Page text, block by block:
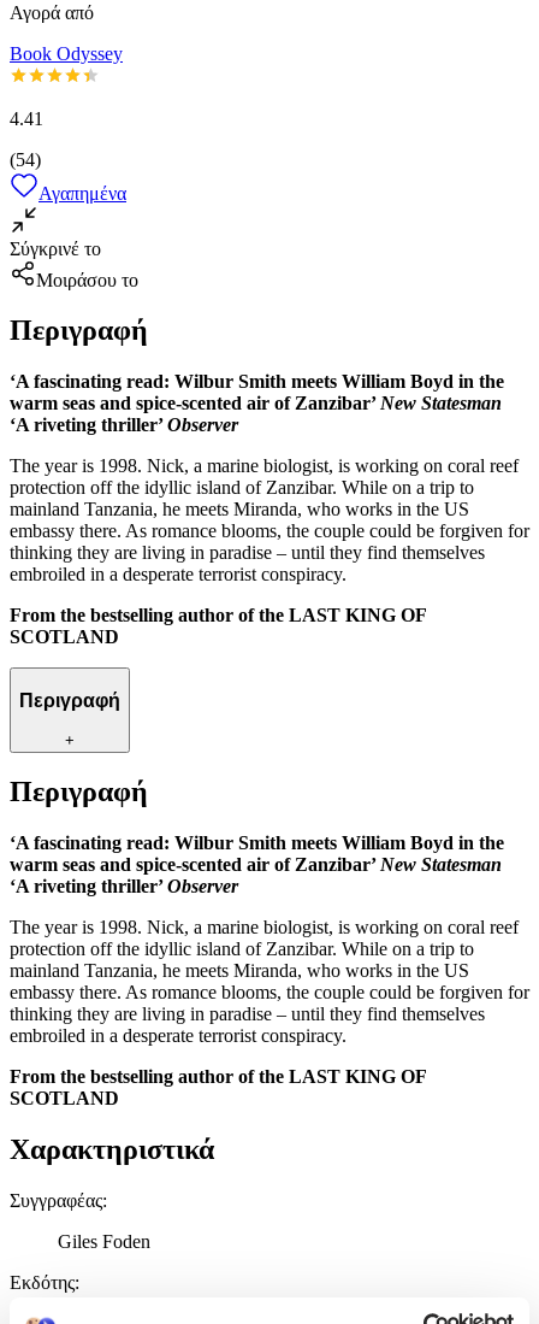
Αγορά από
Book Odyssey
4.41
(54)
Αγαπημένα
Σύγκρινέ το
Μοιράσου το
Περιγραφή
‘A fascinating read: Wilbur Smith meets William Boyd in the
warm seas and spice-scented air of Zanzibar’ New Statesman
‘A riveting thriller’Observer
The year is 1998. Nick, a marine biologist, is working on coral reef
protection off the idyllic island of Zanzibar. While on a trip to
mainland Tanzania, he meets Miranda, who works in the US
embassy there. As romance blooms, the couple could be forgiven for
thinking they are living in paradise – until they find themselves
embroiled in a desperate terrorist conspiracy.
From the bestselling author of the LAST KING OF
SCOTLAND
Περιγραφή
+
Περιγραφή
‘A fascinating read: Wilbur Smith meets William Boyd in the
warm seas and spice-scented air of Zanzibar’ New Statesman
‘A riveting thriller’Observer
The year is 1998. Nick, a marine biologist, is working on coral reef
protection off the idyllic island of Zanzibar. While on a trip to
mainland Tanzania, he meets Miranda, who works in the US
embassy there. As romance blooms, the couple could be forgiven for
thinking they are living in paradise – until they find themselves
embroiled in a desperate terrorist conspiracy.
From the bestselling author of the LAST KING OF
SCOTLAND
Χαρακτηριστικά
Συγγραφέας:
Giles Foden
Εκδότης: